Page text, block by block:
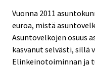
Vuonna 2011
euroa, mistä
Asuntovelkojen osuus
kasvanut selvästi, sillä
Elinkeinotoiminnan ja